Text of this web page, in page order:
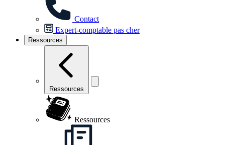
Contact
Expert-comptable pas cher
Ressources
Ressources
Ressources